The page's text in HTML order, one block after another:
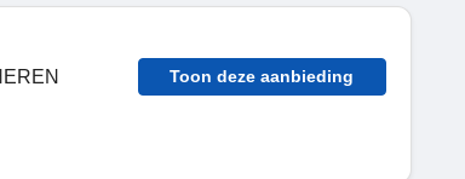
Toon deze aanbieding